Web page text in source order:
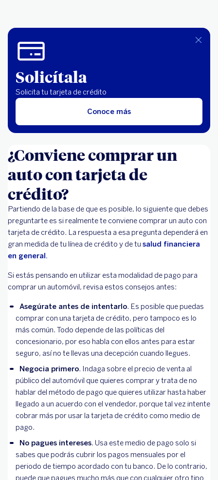
Solicítala
Solicita tu tarjeta de crédito
Conoce más
¿Conviene comprar un
auto con tarjeta de
crédito?
Partiendo de la base de que es posible, lo siguiente que debes
preguntarte es si realmente te conviene comprar un auto con
tarjeta de crédito. La respuesta a esa pregunta dependerá en
gran medida de tu línea de crédito y de tu salud financiera
en general.
Si estás pensando en utilizar esta modalidad de pago para
comprar un automóvil, revisa estos consejos antes:
Asegúrate antes de intentarlo. Es posible que puedas
comprar con una tarjeta de crédito, pero tampoco es lo
más común. Todo depende de las políticas del
concesionario, por eso habla con ellos antes para estar
seguro, así no te llevas una decepción cuando llegues.
Negocia primero. Indaga sobre el precio de venta al
público del automóvil que quieres comprar y trata de no
hablar del método de pago que quieres utilizar hasta haber
llegado a un acuerdo con el vendedor, porque tal vez intente
cobrar más por usar la tarjeta de crédito como medio de
pago.
No pagues intereses. Usa este medio de pago solo si
sabes que podrás cubrir los pagos mensuales por el
periodo de tiempo acordado con tu banco. De lo contrario,
puede que pagues mucho más que con cualquier otro tipo